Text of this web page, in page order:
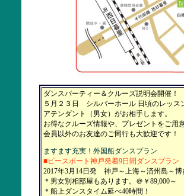
ダンスパーティー＆クルーズ説明会開催！
５月２３日 シルバーホール 日頃のレッス
アテンダント（男女）がお相手します。
お得なクルーズ情報や、プレゼントをご用
会員以外のお友達のご同行も大歓迎です！
ますます充実！外国船ダンスプラン
■ピースボート神戸発着9日間ダンスプラン
2017年3月14日発 神戸～上海～済州島～
＊男女別相部屋もあります。＠￥89,000～
＊船上ダンスタイム延べ40時間！